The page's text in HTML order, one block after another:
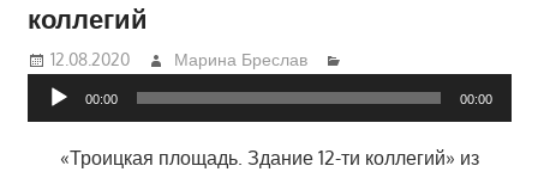
коллегий
12.08.2020 Марина Бреслав
Аудиоплеер
00:00 00:00
«Троицкая площадь. Здание 12-ти коллегий» из